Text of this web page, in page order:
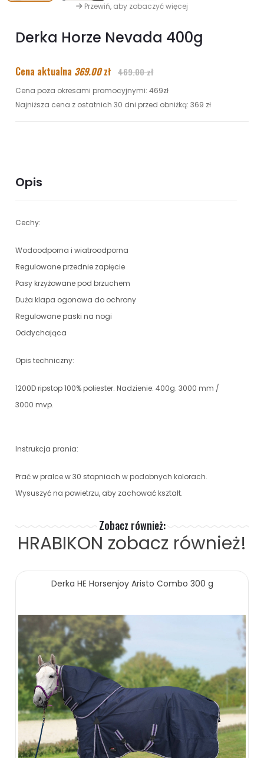
Przewiń, aby zobaczyć więcej
Derka Horze Nevada 400g
Cena aktualna 369.00zł 469.00 zł
Cena poza okresami promocyjnymi: 469zł
Najniższa cena z ostatnich 30 dni przed obniżką: 369 zł
Opis
Cechy:
Wodoodporna i wiatroodporna
Regulowane przednie zapięcie
Pasy krzyżowane pod brzuchem
Duża klapa ogonowa do ochrony
Regulowane paski na nogi
Oddychająca
Opis techniczny:
1200D ripstop 100% poliester. Nadzienie: 400g. 3000 mm /
3000 mvp.
Instrukcja prania:
Prać w pralce w 30 stopniach w podobnych kolorach.
Wysuszyć na powietrzu, aby zachować kształt.
Zobacz również:
HRABIKON zobacz również!
Derka HE Horsenjoy Aristo Combo 300 g